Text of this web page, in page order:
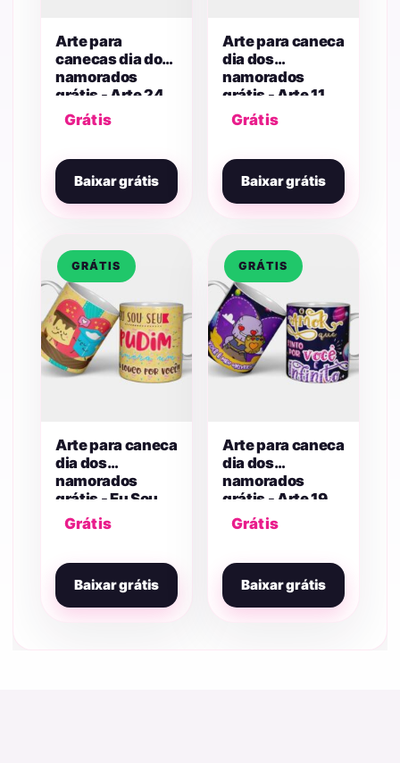
Arte para
canecas dia dos
namorados
grátis - Arte 24
Grátis
Baixar grátis
Arte para caneca
dia dos
namorados
grátis - Arte 11
Grátis
Baixar grátis
GRÁTIS
Arte para caneca
dia dos
namorados
grátis - Eu Sou
Seu Pudim
Grátis
Baixar grátis
GRÁTIS
Arte para caneca
dia dos
namorados
grátis - Arte 19
Grátis
Baixar grátis